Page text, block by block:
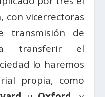
con vicerrectoras
transmisión de
transferir el
lo haremos
propia, como